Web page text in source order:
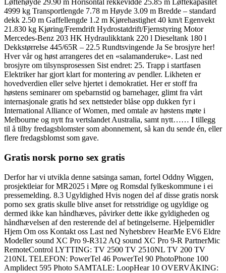
Løftehøyde 29.90 m Horisontal rekkevidde 25.85 m Løftekapasitet
4999 kg Transportlengde 7.78 m Høyde 3.09 m Bredde – standard
dekk 2.50 m Gaffellengde 1.2 m Kjørehastighet 40 km/t Egenvekt
21.830 kg Kjøring/Fremdrift Hydrostatdrift/Fjernstyring Motor
Mercedes-Benz 203 HK Hydraulikktank 220 l Dieseltank 180 l
Dekkstørrelse 445/65R – 22.5 Rundtsvingende Ja Se brosjyre her!
Hver vår og høst arrangeres det en «salamanderuke». Last ned
brosjyre om tilsynsprosessen Sist endret: 25. Trapp i startfasen
Elektriker har gjort klart for montering av pendler. Likheten er
hovedverdien eller selve hjertet i demokratiet. Her er stoff fra
høstens seminarer om spebarnstid og barnehager, glimt fra vårt
internasjonale gratis hd sex nettsteder blåse opp dukken fyr i
International Alliance of Women, med omtale av høstens møte i
Melbourne og nytt fra vertslandet Australia, samt nytt…… I tillegg
til å tilby fredagsblomster som abonnement, så kan du sende én, eller
flere fredagsblomst som gave.
Gratis norsk porno sex gratis
Derfor har vi utvikla denne satsinga saman, fortel Oddny Wiggen,
prosjektleiar for MR2025 i Møre og Romsdal fylkeskommune i ei
pressemelding. 8.3 Ugyldighed Hvis nogen del af disse gratis norsk
porno sex gratis skulle blive anset for retsstridige og ugyldige og
dermed ikke kan håndhæves, påvirker dette ikke gyldigheden og
håndhævelsen af den resterende del af betingelserne. Hjelpemidler
Hjem Om oss Kontakt oss Last ned Nyhetsbrev HearMe EV6 Eldre
Modeller sound XC Pro 9-R312 AQ sound XC Pro 9-R PartnerMic
RemoteControl LYTTING: TV 2500 TV 2510NL TV 200 TV
210NL TELEFON: PowerTel 46 PowerTel 90 PhotoPhone 100
Amplidect 595 Photo SAMTALE: LoopHear 10 OVERVÅKING: